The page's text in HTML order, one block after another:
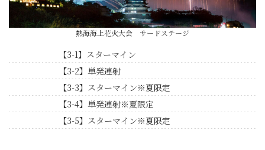
熱海海上花火大会 サードステージ
【3-1】スターマイン
【3-2】単発連射
【3-3】スターマイン※夏限定
【3-4】単発連射※夏限定
【3-5】スターマイン※夏限定